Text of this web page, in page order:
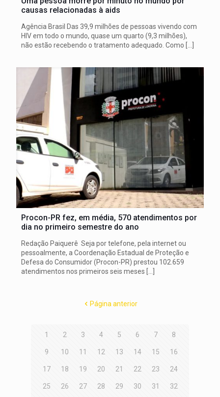
causas relacionadas à aids
Agência Brasil Das 39,9 milhões de pessoas vivendo com
HIV em todo o mundo, quase um quarto (9,3 milhões),
não estão recebendo o tratamento adequado. Como
Procon-PR fez, em média, 570 atendimentos por
dia no primeiro semestre do ano
Redação Paiquerê Seja por telefone, pela internet ou
pessoalmente, a Coordenação Estadual de Proteção e
Defesa do Consumidor (Procon-PR) prestou 102.659
atendimentos nos primeiros seis meses […]
Página anterior
1 2 3 4 5 6 7 8
9 10 11 12 13 14 15 16
17 18 19 20 21 22 23 24
25 26 27 28 29 30 31 32